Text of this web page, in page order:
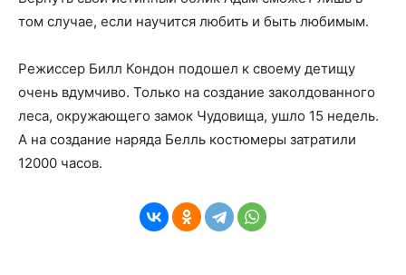
том случае, если научится любить и быть любимым.
Режиссер Билл Кондон подошел к своему детищу
очень вдумчиво. Только на создание заколдованного
леса, окружающего замок Чудовища, ушло 15 недель.
А на создание наряда Белль костюмеры затратили
12000 часов.